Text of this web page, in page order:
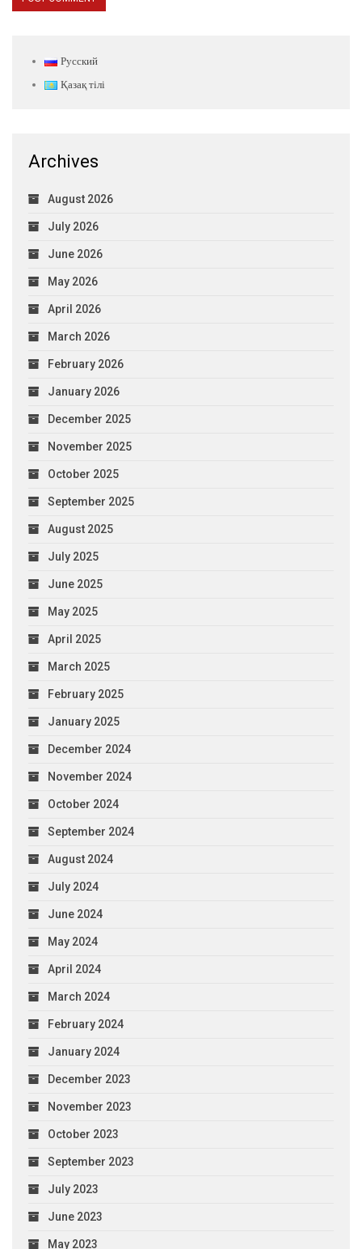
Русский
Қазақ тілі
Archives
August 2026
July 2026
June 2026
May 2026
April 2026
March 2026
February 2026
January 2026
December 2025
November 2025
October 2025
September 2025
August 2025
July 2025
June 2025
May 2025
April 2025
March 2025
February 2025
January 2025
December 2024
November 2024
October 2024
September 2024
August 2024
July 2024
June 2024
May 2024
April 2024
March 2024
February 2024
January 2024
December 2023
November 2023
October 2023
September 2023
July 2023
June 2023
May 2023